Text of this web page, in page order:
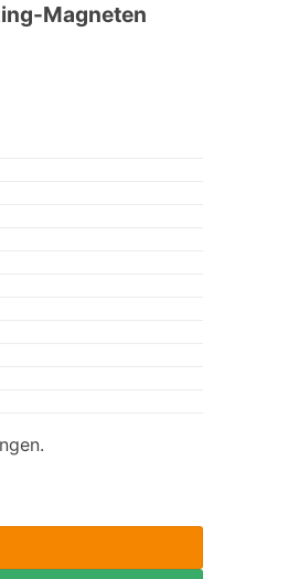
Magneten
Erden-Magnet für DIY Menge